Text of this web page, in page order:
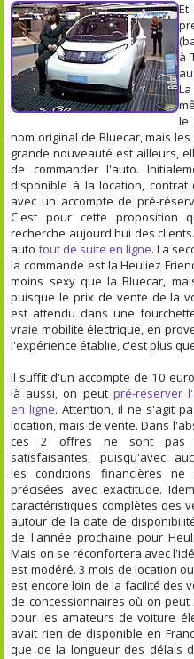
à
au
le
nom original de Bluecar, mais
grande nouveauté est ailleurs,
de commander l'auto.
disponible à la location, contrat
avec un accompte de pré-
C'est pour cette proposition
recherche aujourd'hui des
auto tout de suite en ligne. La
la commande est la Heuliez
moins sexy que la Bluecar,
puisque le prix de vente de la
est attendu dans une
vraie mobilité électrique, en
l'expérience établie, c'est plus
Il suffit d'un accompte de 10
là aussi, on peut pré-réserver
en ligne. Attention, il ne s'agit
location, mais de vente. Dans
ces 2 offres ne sont pas
satisfaisantes, puisqu'avec
les conditions financières ne
précisées avec exactitude.
caractéristiques complètes des
autour de la date de
de l'année prochaine pour
Mais on se réconfortera avec
est modéré. 3 mois de location
est encore loin de la facilité des
de concessionnaires où on
pour les amateurs de voiture
avait rien de disponible en
que de la longueur des délais